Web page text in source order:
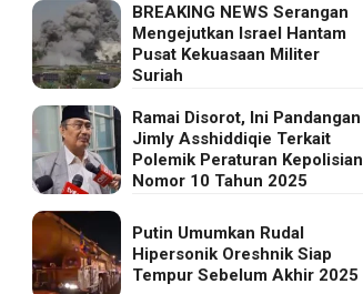
BREAKING NEWS Serangan
Mengejutkan Israel Hantam
Pusat Kekuasaan Militer
Suriah
Ramai Disorot, Ini Pandangan
Jimly Asshiddiqie Terkait
Polemik Peraturan Kepolisian
Nomor 10 Tahun 2025
Putin Umumkan Rudal
Hipersonik Oreshnik Siap
Tempur Sebelum Akhir 2025